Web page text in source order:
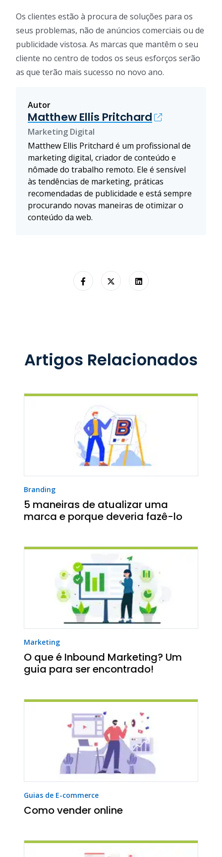
Os clientes estão à procura de soluções para os
seus problemas, não de anúncios comerciais ou de
publicidade vistosa. As marcas que mantêm o seu
cliente no centro de todos os seus esforços serão
as que terão mais sucesso no novo ano.
Autor
Matthew Ellis Pritchard
Marketing Digital
Matthew Ellis Pritchard é um profissional de
marketing digital, criador de conteúdo e
nômade do trabalho remoto. Ele é sensível
às tendências de marketing, práticas
recomendadas de publicidade e está sempre
procurando novas maneiras de otimizar o
conteúdo da web.
Artigos Relacionados
Branding
5 maneiras de atualizar uma
marca e porque deveria fazê-lo
Marketing
O que é Inbound Marketing? Um
guia para ser encontrado!
Guias de E-commerce
Como vender online